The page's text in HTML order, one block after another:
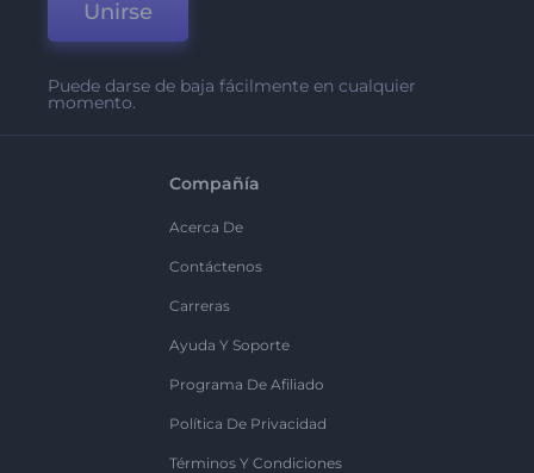
Unirse
Puede darse de baja fácilmente en cualquier
momento.
Compañía
Acerca De
Contáctenos
Carreras
Ayuda Y Soporte
Programa De Afiliado
Política De Privacidad
Términos Y Condiciones